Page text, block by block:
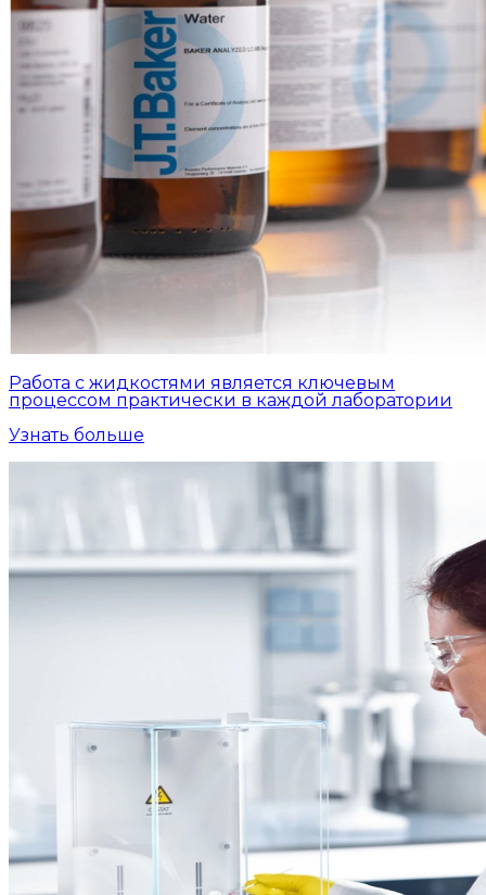
Работа с жидкостями является ключевым
процессом практически в каждой лаборатории
Узнать больше